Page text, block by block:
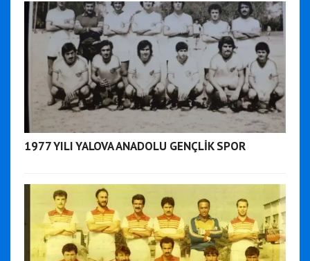
1977 YILI YALOVA ANADOLU GENÇLİK SPOR